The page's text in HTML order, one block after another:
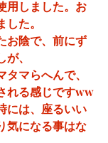
用しました。お
た。
お陰で、前にず
、
マらへんで、
れる感じですww
には、座るいい
気になる事はな